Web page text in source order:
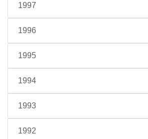
1997
1996
1995
1994
1993
1992